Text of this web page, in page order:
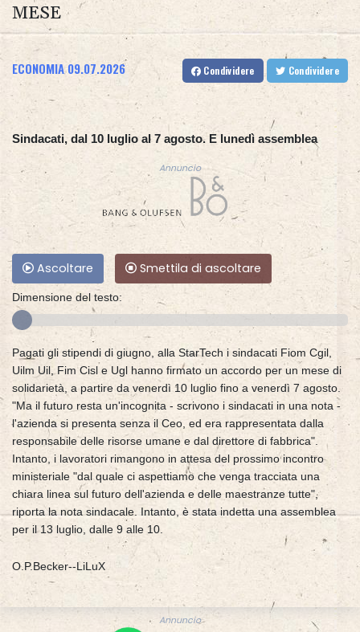
MESE
ECONOMIA 09.07.2026 Condividere Condividere
Sindacati, dal 10 luglio al 7 agosto. E lunedì assemblea
Annuncio
Ascoltare Smettila di ascoltare
Dimensione del testo:
Pagati gli stipendi di giugno, alla StarTech i sindacati Fiom Cgil,
Uilm Uil, Fim Cisl e Ugl hanno firmato un accordo per un mese di
solidarietà, a partire da venerdì 10 luglio fino a venerdì 7 agosto.
"Ma il futuro resta un'incognita - scrivono i sindacati in una nota -
l'azienda si presenta senza il Ceo, ed era rappresentata dalla
responsabile delle risorse umane e dal direttore di fabbrica".
Intanto, i lavoratori rimangono in attesa del prossimo incontro
ministeriale "dal quale ci aspettiamo che venga tracciata una
chiara linea sul futuro dell'azienda e delle maestranze tutte",
riporta la nota sindacale. Intanto, è stata indetta una assemblea
per il 13 luglio, dalle 9 alle 10.
O.P.Becker--LiLuX
Annuncio